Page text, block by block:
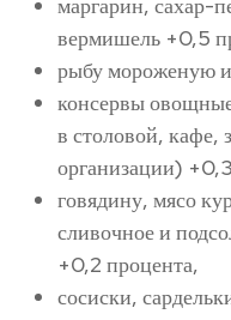
вермишель +0,5
рыбу мороженую
консервы
в столовой, кафе,
организации)
говядину, мясо
сливочное и
+0,2 процента,
сосиски,